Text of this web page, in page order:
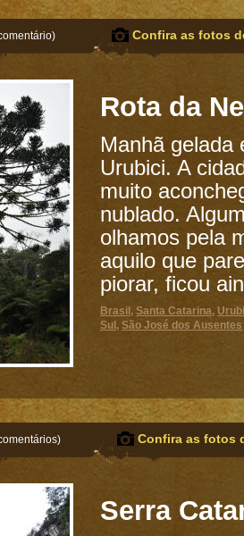
) Confira as fotos
Rota da
Manhã gelada
Urubici. A
muito
nublado.
olhamos pela
aquilo que
piorar, ficou
Brasil , Santa Catarina,
Sul , São José dos Ausentes
) Confira as fotos
Serra